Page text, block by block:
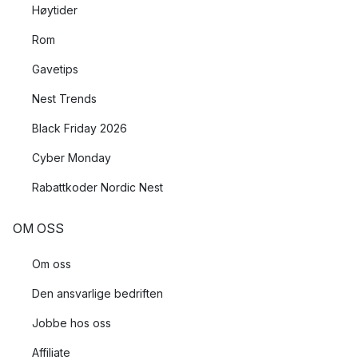
Høytider
Rom
Gavetips
Nest Trends
Black Friday 2026
Cyber Monday
Rabattkoder Nordic Nest
OM OSS
Om oss
Den ansvarlige bedriften
Jobbe hos oss
Affiliate